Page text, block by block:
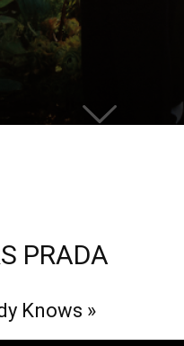
PRADA
Knows »